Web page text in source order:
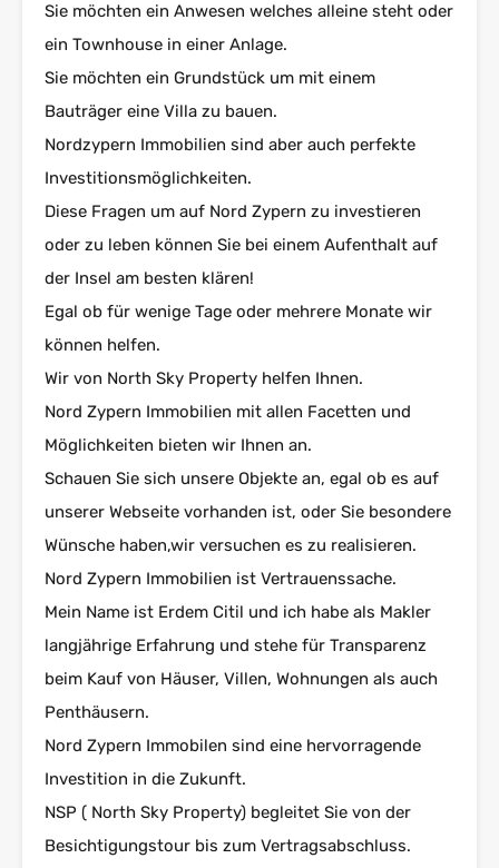
Sie möchten ein Anwesen welches alleine steht oder
ein Townhouse in einer Anlage.
Sie möchten ein Grundstück um mit einem
Bauträger eine Villa zu bauen.
Nordzypern Immobilien sind aber auch perfekte
Investitionsmöglichkeiten.
Diese Fragen um auf Nord Zypern zu investieren
oder zu leben können Sie bei einem Aufenthalt auf
der Insel am besten klären!
Egal ob für wenige Tage oder mehrere Monate wir
können helfen.
Wir von North Sky Property helfen Ihnen.
Nord Zypern Immobilien mit allen Facetten und
Möglichkeiten bieten wir Ihnen an.
Schauen Sie sich unsere Objekte an, egal ob es auf
unserer Webseite vorhanden ist, oder Sie besondere
Wünsche haben,wir versuchen es zu realisieren.
Nord Zypern Immobilien ist Vertrauenssache.
Mein Name ist Erdem Citil und ich habe als Makler
langjährige Erfahrung und stehe für Transparenz
beim Kauf von Häuser, Villen, Wohnungen als auch
Penthäusern.
Nord Zypern Immobilen sind eine hervorragende
Investition in die Zukunft.
NSP ( North Sky Property) begleitet Sie von der
Besichtigungstour bis zum Vertragsabschluss.